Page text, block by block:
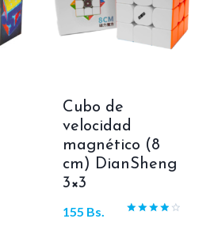
Cubo de
velocidad
magnético (8
cm) DianSheng
3×3
155 Bs.